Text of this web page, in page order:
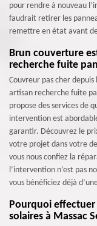
pour rendre à nouveau
faudrait retirer les
remettre en état avant
Brun couverture
recherche fuite
Couvreur pas cher
artisan recherche fuite
propose des services de
intervention est
garantir. Découvrez le
votre projet dans votre
vous nous confiez la
l’intervention n’est pas
vous bénéficiez déjà
Pourquoi
solaires à Massac